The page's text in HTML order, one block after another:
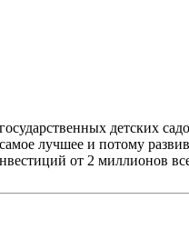
детских
самое лучшее и потому
от 2 миллионов